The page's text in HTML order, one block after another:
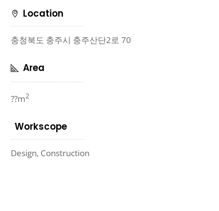
Location
충청북도 충주시 충주산단2로 70
Area
??m2
Workscope
Design, Construction